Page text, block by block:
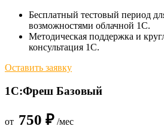
Бесплатный тестовый период
возможностями облачной 1С.
Методическая поддержка и
консультация 1С.
Оставить заявку
1С:Фреш Базовый
от 750 ₽ /мес